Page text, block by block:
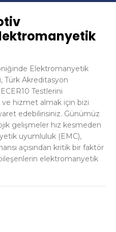
Elektromanyetik
Türk Akreditasyon
Testlerini
hizmet almak için bizi
edebilirisiniz. Günümüz
gelişmeler hız kesmeden
uyumluluk (EMC),
açısından kritik bir faktör
elektromanyetik